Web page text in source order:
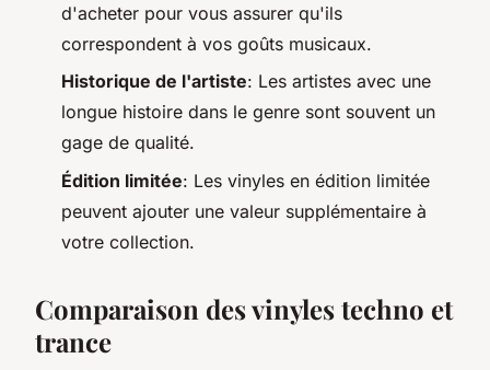
d'acheter pour vous assurer qu'ils
correspondent à vos goûts musicaux.
Historique de l'artiste: Les artistes avec une
longue histoire dans le genre sont souvent un
gage de qualité.
Édition limitée: Les vinyles en édition limitée
peuvent ajouter une valeur supplémentaire à
votre collection.
Comparaison des vinyles techno et
trance